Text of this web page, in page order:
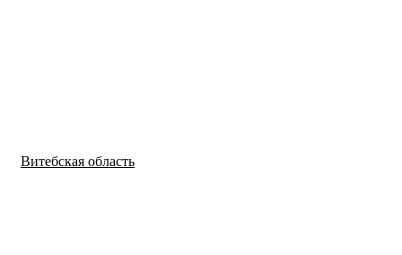
Витебская область